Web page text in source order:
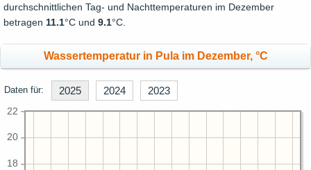
durchschnittlichen Tag- und Nachttemperaturen im Dezember
betragen 11.1°C und 9.1°C.
Wassertemperatur in Pula im Dezember, °C
Daten für: 2025 2024 2023
18
20
22